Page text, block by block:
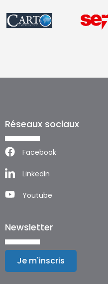
Réseaux sociaux
Facebook
LinkedIn
Youtube
Newsletter
Je m'inscris